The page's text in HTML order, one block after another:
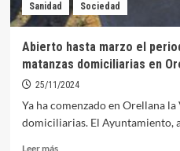
Sanidad Sociedad
Abierto hasta marzo el
matanzas domiciliarias en
25/11/2024
Ya ha comenzado en Orellana
domiciliarias. El Ayuntamiento,
Leer másLeer